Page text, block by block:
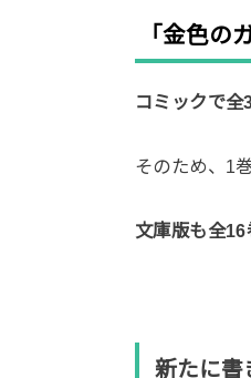
「金色の
コミックで全
そのため、1
文庫版も全16
新たに書